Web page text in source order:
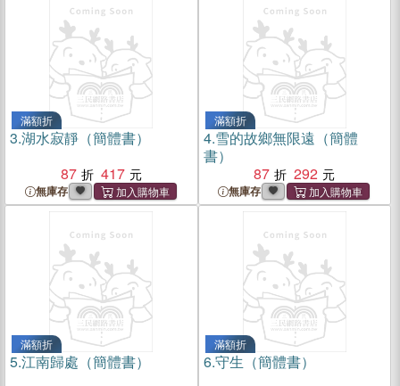
滿額折
3.湖水寂靜（簡體書）
87
417
無庫存
滿額折
4.雪的故鄉無限遠（簡體
書）
87
292
無庫存
滿額折
5.江南歸處（簡體書）
滿額折
6.守生（簡體書）